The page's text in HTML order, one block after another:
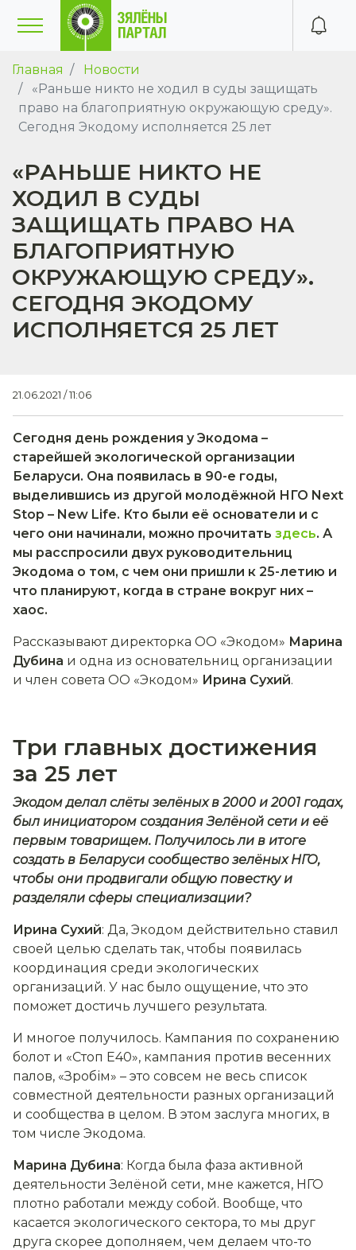
Главная
Новости
«Раньше никто не ходил в суды защищать
право на благоприятную окружающую среду».
Сегодня Экодому исполняется 25 лет
«РАНЬШЕ НИКТО НЕ
ХОДИЛ В СУДЫ
ЗАЩИЩАТЬ ПРАВО НА
БЛАГОПРИЯТНУЮ
ОКРУЖАЮЩУЮ СРЕДУ».
СЕГОДНЯ ЭКОДОМУ
ИСПОЛНЯЕТСЯ 25 ЛЕТ
21.06.2021 / 11:06
Сегодня день рождения у Экодома –
старейшей экологической организации
Беларуси. Она появилась в 90-е годы,
выделившись из другой молодёжной НГО Next
Stop – New Life. Кто были её основатели и с
чего они начинали, можно прочитать здесь. А
мы расспросили двух руководительниц
Экодома о том, с чем они пришли к 25-летию и
что планируют, когда в стране вокруг них –
хаос.
Рассказывают директорка ОО «Экодом» Марина
Дубина и одна из основательниц организации
и член совета ОО «Экодом» Ирина Сухий.
Три главных достижения
за 25 лет
Экодом делал слёты зелёных в 2000 и 2001 годах,
был инициатором создания Зелёной сети и её
первым товарищем. Получилось ли в итоге
создать в Беларуси сообщество зелёных НГО,
чтобы они продвигали общую повестку и
разделяли сферы специализации?
Ирина Сухий: Да, Экодом действительно ставил
своей целью сделать так, чтобы появилась
координация среди экологических
организаций. У нас было ощущение, что это
поможет достичь лучшего результата.
И многое получилось. Кампания по сохранению
болот и «Стоп Е40», кампания против весенних
палов, «Зробім» – это совсем не весь список
совместной деятельности разных организаций
и сообщества в целом. В этом заслуга многих, в
том числе Экодома.
Марина Дубина: Когда была фаза активной
деятельности Зелёной сети, мне кажется, НГО
плотно работали между собой. Вообще, что
касается экологического сектора, то мы друг
друга скорее дополняем, чем делаем что-то